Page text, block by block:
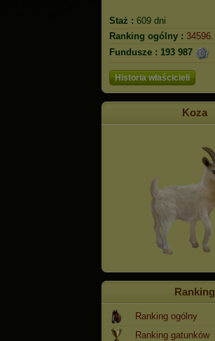
Staż : 609 dni
Ranking ogólny : 34596.
Fundusze : 193 987
Historia właścicieli
Koza
Ranking
Ranking ogólny
Ranking gatunków